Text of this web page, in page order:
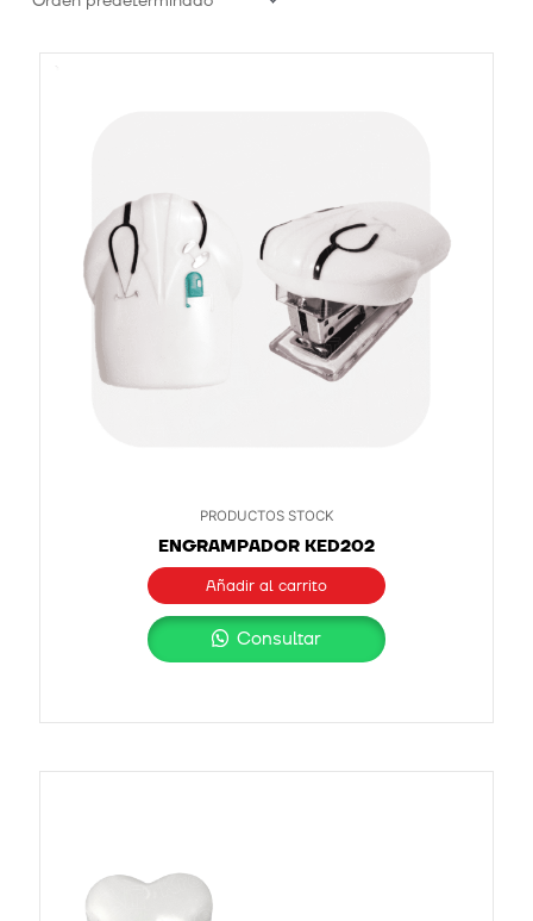
PRODUCTOS STOCK
ENGRAMPADOR KED202
Añadir al carrito
Consultar